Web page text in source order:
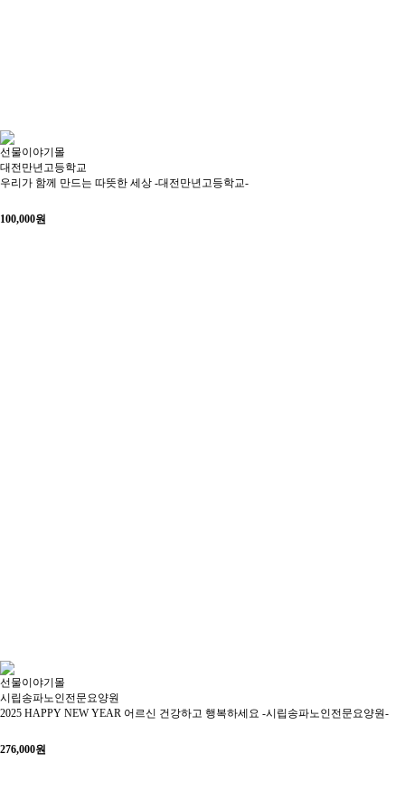
선물이야기몰
대전만년고등학교
우리가 함께 만드는 따뜻한 세상 -대전만년고등학교-
100,000원
선물이야기몰
시립송파노인전문요양원
2025 HAPPY NEW YEAR 어르신 건강하고 행복하세요 -시립송파노인전문요양원-
276,000원